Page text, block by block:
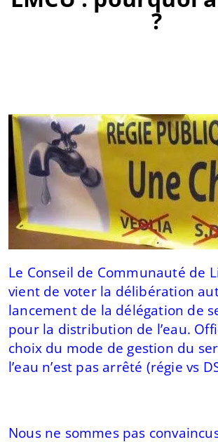
?
Le Conseil de Communauté de
vient de voter la délibération
lancement de la délégation de
pour la distribution de l’eau.
choix du mode de gestion du
l’eau n’est pas arrêté (régie vs
Nous ne sommes pas